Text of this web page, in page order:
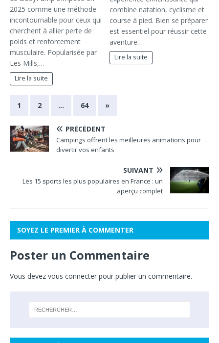
2025 comme une méthode
incontournable pour ceux qui
cherchent à allier perte de
poids et renforcement
musculaire. Popularisée par
Les Mills,…
Lire la suite
combine natation, cyclisme et
course à pied. Bien se préparer
est essentiel pour réussir cette
aventure…
Lire la suite
1 2 … 64 »
PRÉCÉDENT
Campings offrent les meilleures animations pour
divertir vos enfants
SUIVANT
Les 15 sports les plus populaires en France : un
aperçu complet
SOYEZ LE PREMIER À COMMENTER
Poster un Commentaire
Vous devez vous connecter pour publier un commentaire.